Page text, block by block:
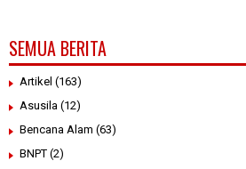
SEMUA BERITA
Artikel (163)
Asusila (12)
Bencana Alam (63)
BNPT (2)